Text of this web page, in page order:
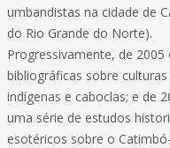
umbandistas na cidade de
do Rio Grande do Norte).
Progressivamente, de
bibliográficas sobre
indígenas e caboclas; e de
uma série de estudos
esotéricos sobre o